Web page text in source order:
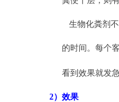
生物化粪剂
的时间。每个
看到效果就发
2）效果